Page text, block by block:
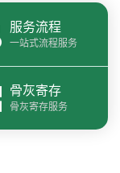
服务流程
一站式流程服务
骨灰寄存
骨灰寄存服务